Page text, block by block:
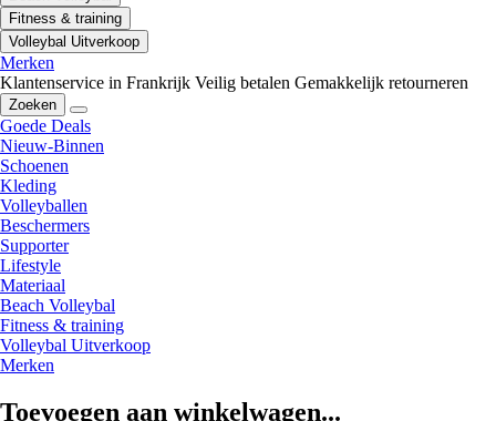
Fitness & training
Volleybal Uitverkoop
Merken
Klantenservice in Frankrijk Veilig betalen Gemakkelijk retourneren
Zoeken
Goede Deals
Nieuw-Binnen
Schoenen
Kleding
Volleyballen
Beschermers
Supporter
Lifestyle
Materiaal
Beach Volleybal
Fitness & training
Volleybal Uitverkoop
Merken
Toevoegen aan winkelwagen...